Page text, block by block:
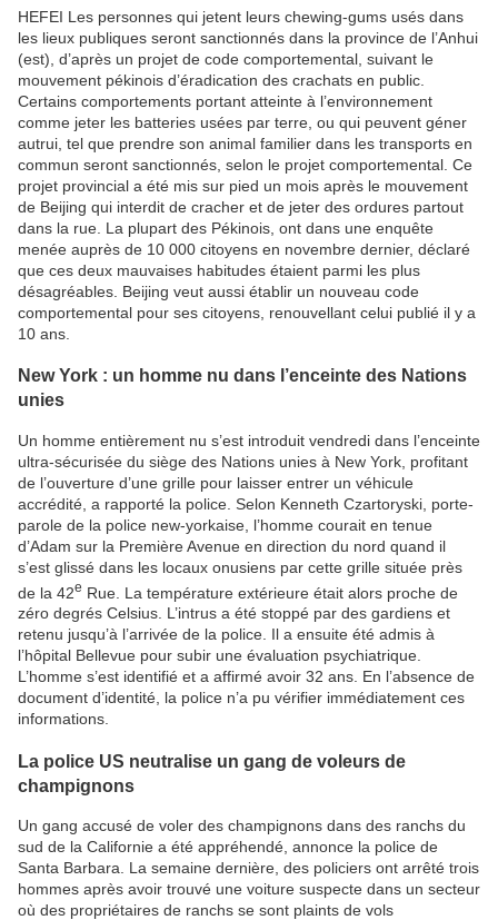
HEFEI Les personnes qui jetent leurs chewing-gums usés dans
les lieux publiques seront sanctionnés dans la province de l’Anhui
(est), d’après un projet de code comportemental, suivant le
mouvement pékinois d’éradication des crachats en public.
Certains comportements portant atteinte à l’environnement
comme jeter les batteries usées par terre, ou qui peuvent géner
autrui, tel que prendre son animal familier dans les transports en
commun seront sanctionnés, selon le projet comportemental. Ce
projet provincial a été mis sur pied un mois après le mouvement
de Beijing qui interdit de cracher et de jeter des ordures partout
dans la rue. La plupart des Pékinois, ont dans une enquête
menée auprès de 10 000 citoyens en novembre dernier, déclaré
que ces deux mauvaises habitudes étaient parmi les plus
désagréables. Beijing veut aussi établir un nouveau code
comportemental pour ses citoyens, renouvellant celui publié il y a
10 ans.
New York : un homme nu dans l’enceinte des Nations
unies
Un homme entièrement nu s’est introduit vendredi dans l’enceinte
ultra-sécurisée du siège des Nations unies à New York, profitant
de l’ouverture d’une grille pour laisser entrer un véhicule
accrédité, a rapporté la police. Selon Kenneth Czartoryski, porte-
parole de la police new-yorkaise, l’homme courait en tenue
d’Adam sur la Première Avenue en direction du nord quand il
s’est glissé dans les locaux onusiens par cette grille située près
de la 42e Rue. La température extérieure était alors proche de
zéro degrés Celsius. L’intrus a été stoppé par des gardiens et
retenu jusqu’à l’arrivée de la police. Il a ensuite été admis à
l’hôpital Bellevue pour subir une évaluation psychiatrique.
L’homme s’est identifié et a affirmé avoir 32 ans. En l’absence de
document d’identité, la police n’a pu vérifier immédiatement ces
informations.
La police US neutralise un gang de voleurs de
champignons
Un gang accusé de voler des champignons dans des ranchs du
sud de la Californie a été appréhendé, annonce la police de
Santa Barbara. La semaine dernière, des policiers ont arrêté trois
hommes après avoir trouvé une voiture suspecte dans un secteur
où des propriétaires de ranchs se sont plaints de vols